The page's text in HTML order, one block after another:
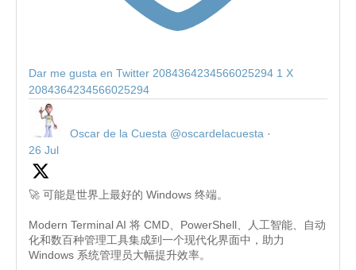
Dar me gusta en Twitter 2084364234566025294 1 X
2084364234566025294
Oscar de la Cuesta @oscardelacuesta ·
26 Jul
🚀 可能是世界上最好的 Windows 终端。
Modern Terminal AI 将 CMD、PowerShell、人工智能、自动
化和数百种管理工具集成到一个现代化界面中，助力
Windows 系统管理员大幅提升效率。